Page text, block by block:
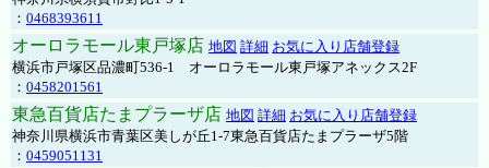
： 0468393611
オーロラモール東戸塚店 地図 詳細 お気に入り店舗登録
横浜市戸塚区品濃町536-1 オーロラモール東戸塚アネックス2F
： 0458201561
東急百貨店たまプラーザ店 地図 詳細 お気に入り店舗登録
神奈川県横浜市青葉区美しが丘1-7東急百貨店たまプラーザ5階
： 0459051131